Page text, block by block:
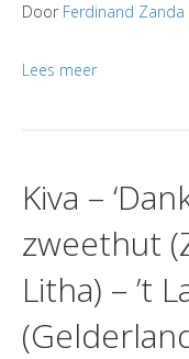
Door Ferdinand Zanda
Lees meer
Kiva –
zweethut
Litha) – ’t